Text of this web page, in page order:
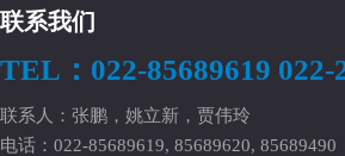
联系我们
TEL：022-85689619 022-
联系人：张鹏，姚立新，贾伟玲
电话：022-85689619, 85689620, 85689490